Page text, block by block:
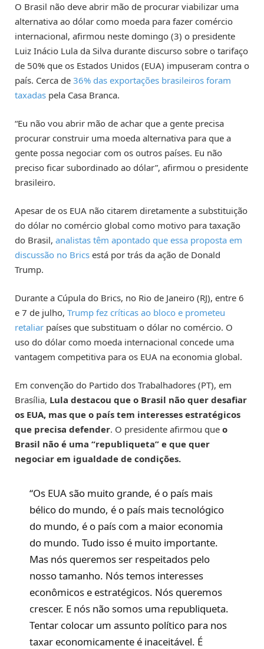
O Brasil não deve abrir mão de procurar viabilizar uma
alternativa ao dólar como moeda para fazer comércio
internacional, afirmou neste domingo (3) o presidente
Luiz Inácio Lula da Silva durante discurso sobre o tarifaço
de 50% que os Estados Unidos (EUA) impuseram contra o
país. Cerca de 36% das exportações brasileiros foram
taxadas pela Casa Branca.
“Eu não vou abrir mão de achar que a gente precisa
procurar construir uma moeda alternativa para que a
gente possa negociar com os outros países. Eu não
preciso ficar subordinado ao dólar”, afirmou o presidente
brasileiro.
Apesar de os EUA não citarem diretamente a substituição
do dólar no comércio global como motivo para taxação
do Brasil, analistas têm apontado que essa proposta em
discussão no Brics está por trás da ação de Donald
Trump.
Durante a Cúpula do Brics, no Rio de Janeiro (RJ), entre 6
e 7 de julho, Trump fez críticas ao bloco e prometeu
retaliar países que substituam o dólar no comércio. O
uso do dólar como moeda internacional concede uma
vantagem competitiva para os EUA na economia global.
Em convenção do Partido dos Trabalhadores (PT), em
Brasília, Lula destacou que o Brasil não quer desafiar
os EUA, mas que o país tem interesses estratégicos
que precisa defender. O presidente afirmou que o
Brasil não é uma “republiqueta” e que quer
negociar em igualdade de condições.
“Os EUA são muito grande, é o país mais
bélico do mundo, é o país mais tecnológico
do mundo, é o país com a maior economia
do mundo. Tudo isso é muito importante.
Mas nós queremos ser respeitados pelo
nosso tamanho. Nós temos interesses
econômicos e estratégicos. Nós queremos
crescer. E nós não somos uma republiqueta.
Tentar colocar um assunto político para nos
taxar economicamente é inaceitável. É